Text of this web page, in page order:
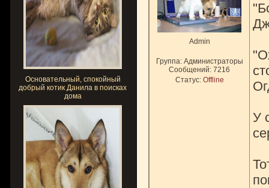
Основательный, спокойный
добрый котик Данила в поисках
дома
Admin
Группа: Администраторы
Сообщений: 7216
Статус: Offline
У